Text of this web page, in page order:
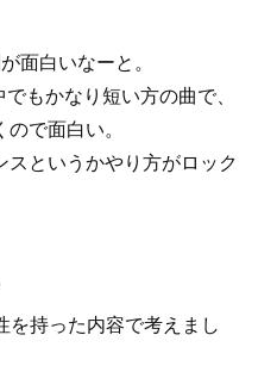
面白いなーと。
もかなり短い方の曲で、
で面白い。
というかやり方がロック
を持った内容で考えまし